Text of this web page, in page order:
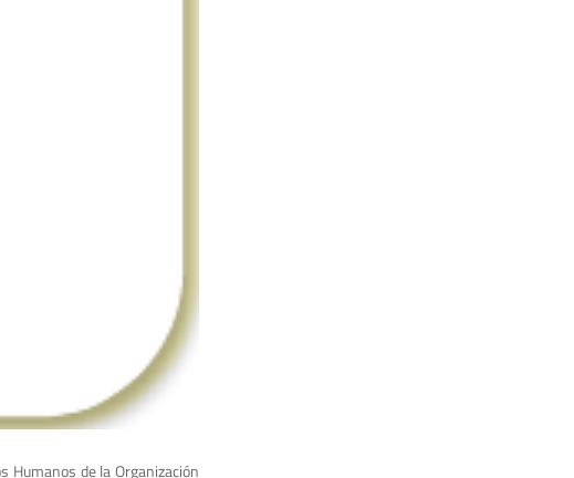
Hu­manos de la Organización